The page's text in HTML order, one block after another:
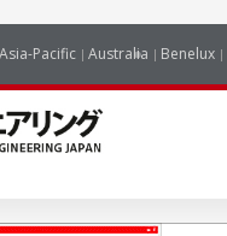
Asia-Pacific Australia Benelux